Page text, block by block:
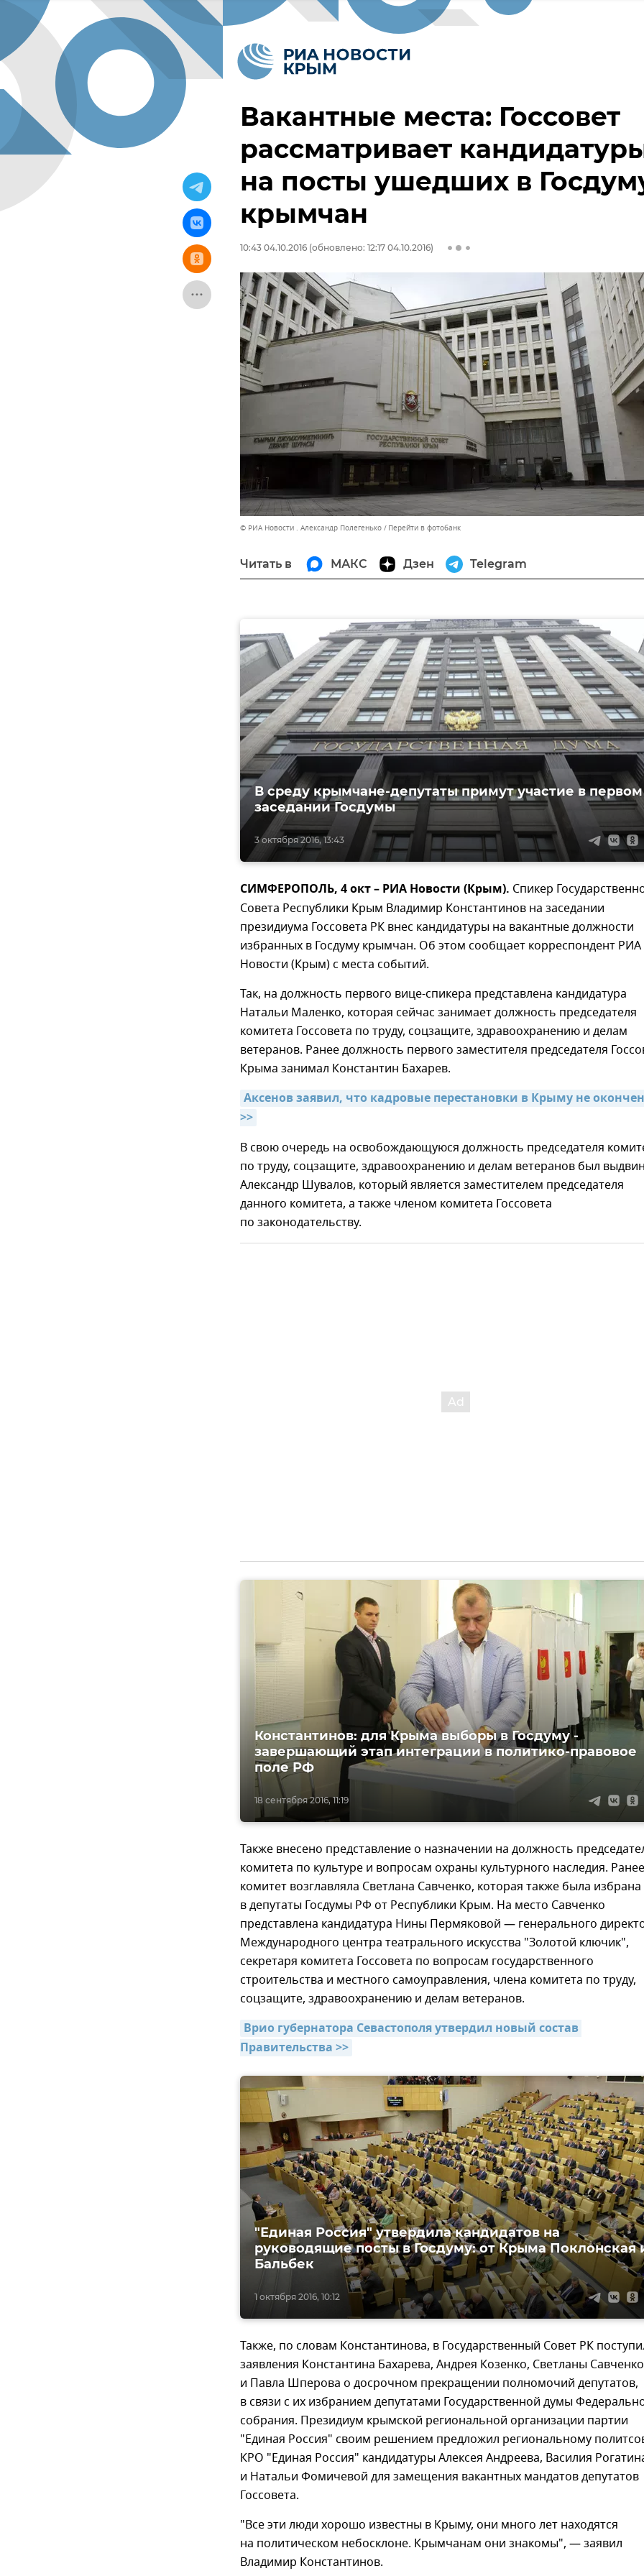
Вакантные места: Госсовет
рассматривает
на посты ушедших в
крымчан
10:43 04.10.2016 (обновлено: 12:17 04.10.2016)
© РИА Новости . Александр Полегенько Перейти в фотобанк
Читать в МАКС Дзен Telegram
3 октября 2016, 13:43
В среду крымчане-депутаты примут участие в первом
заседании Госдумы
СИМФЕРОПОЛЬ, 4 окт – РИА Новости (Крым). Спикер
Совета Республики Крым Владимир Константинов на заседании
президиума Госсовета РК внес кандидатуры на вакантные должности
избранных в Госдуму крымчан. Об этом сообщает корреспондент РИА
Новости (Крым) с места событий.
Так, на должность первого вице-спикера представлена кандидатура
Натальи Маленко, которая сейчас занимает должность председателя
комитета Госсовета по труду, соцзащите, здравоохранению и делам
ветеранов. Ранее должность первого заместителя председателя
Крыма занимал Константин Бахарев.
Аксенов заявил, что кадровые перестановки в Крыму не
>>
В свою очередь на освобождающуюся должность председателя
по труду, соцзащите, здравоохранению и делам ветеранов был
Александр Шувалов, который является заместителем председателя
данного комитета, а также членом комитета Госсовета
по законодательству.
18 сентября 2016, 11:19
Константинов: для Крыма выборы в Госдуму -
завершающий этап интеграции в политико-правовое
поле РФ
Также внесено представление о назначении на должность
комитета по культуре и вопросам охраны культурного наследия. Ранее
комитет возглавляла Светлана Савченко, которая также была избрана
в депутаты Госдумы РФ от Республики Крым. На место Савченко
представлена кандидатура Нины Пермяковой — генерального
Международного центра театрального искусства "Золотой ключик",
секретаря комитета Госсовета по вопросам государственного
строительства и местного самоуправления, члена комитета по труду,
соцзащите, здравоохранению и делам ветеранов.
Врио губернатора Севастополя утвердил новый состав
Правительства >>
1 октября 2016, 10:12
"Единая Россия" утвердила кандидатов на
руководящие посты в Госдуму: от Крыма Поклонская
Бальбек
Также, по словам Константинова, в Государственный Совет РК
заявления Константина Бахарева, Андрея Козенко, Светланы Савченко
и Павла Шперова о досрочном прекращении полномочий депутатов,
в связи с их избранием депутатами Государственной думы
собрания. Президиум крымской региональной организации партии
"Единая Россия" своим решением предложил региональному
КРО "Единая Россия" кандидатуры Алексея Андреева, Василия
и Натальи Фомичевой для замещения вакантных мандатов депутатов
Госсовета.
"Все эти люди хорошо известны в Крыму, они много лет находятся
на политическом небосклоне. Крымчанам они знакомы", — заявил
Владимир Константинов.